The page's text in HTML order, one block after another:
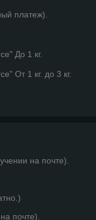
платеж).
До 1 кг.
От 1 кг. до 3 кг.
на почте).
почте).